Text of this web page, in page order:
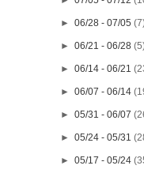
►06/28 - 07/05
►06/21 - 06/28
►06/14 - 06/21
►06/07 - 06/14
►05/31 - 06/07
►05/24 - 05/31
►05/17 - 05/24